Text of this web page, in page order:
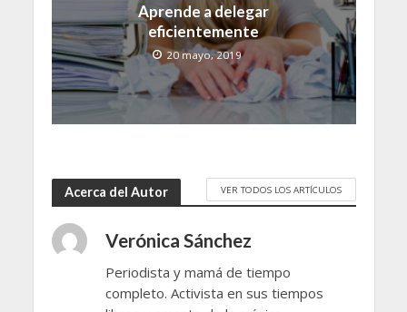
Aprende a delegar
eficientemente
20 mayo, 2019
Acerca del Autor VER TODOS LOS ARTÍCULOS
Verónica Sánchez
Periodista y mamá de tiempo
completo. Activista en sus tiempos